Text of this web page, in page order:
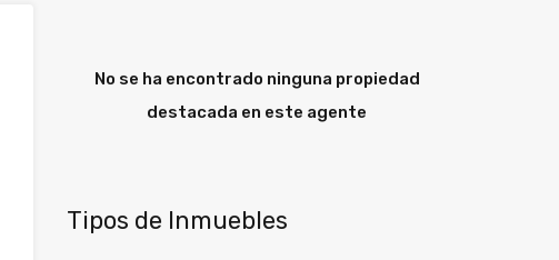
No se ha encontrado ninguna propiedad
destacada en este agente
Tipos de Inmuebles